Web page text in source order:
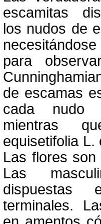
escamitas
los nudos de
para
de escamas
cada nudo
mientras
equisetifolia L.
Las flores son
Las
dispuestas
terminales.